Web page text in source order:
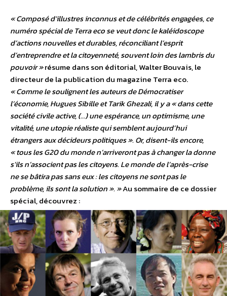
« Composé d’illustres inconnus et de célébrités engagées, ce
numéro spécial de Terra eco se veut donc le kaléidoscope
d’actions nouvelles et durables, réconciliant l’esprit
d’entreprendre et la citoyenneté, souvent loin des lambris du
pouvoir »résume dans son éditorial, Walter Bouvais, le
directeur de la publication du magazine Terra eco.
« Comme le soulignent les auteurs de Démocratiser
l’économie, Hugues Sibille et Tarik Ghezali, il y a « dans cette
société civile active, (…) une espérance, un optimisme, une
vitalité, une utopie réaliste qui semblent aujourd’hui
étrangers aux décideurs politiques ». Or, disent-ils encore,
« tous les G20 du monde n’arriveront pas à changer la donne
s’ils n’associent pas les citoyens. Le monde de l’après-crise
ne se bâtira pas sans eux : les citoyens ne sont pas le
problème, ils sont la solution ». »Au sommaire de ce dossier
spécial, découvrez :